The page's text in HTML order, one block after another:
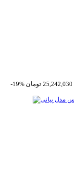
-19%
25,242,030 تومان